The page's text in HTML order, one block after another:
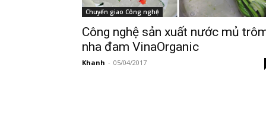
Chuyển giao Công nghệ
Công nghệ sản xuất nước mủ
nha đam VinaOrganic
Khanh - 05/04/2017